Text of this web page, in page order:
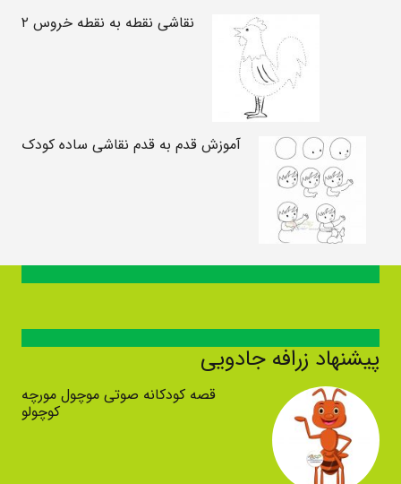
نقاشی نقطه به نقطه خروس ۲
آموزش قدم به قدم نقاشی ساده کودک
پیشنهاد زرافه جادویی
قصه کودکانه صوتی موچول مورچه
کوچولو